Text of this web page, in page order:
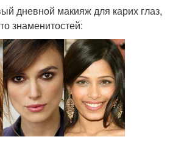
дневной макияж для карих глаз,
знаменитостей: